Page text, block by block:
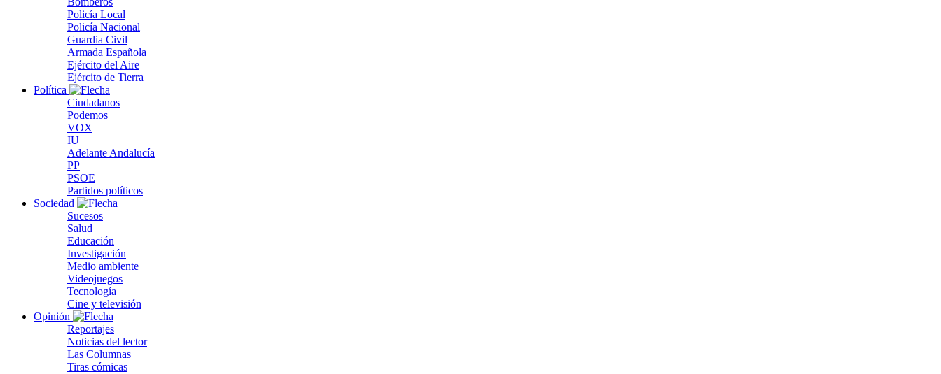
Policía Local
Policía Nacional
Guardia Civil
Armada Española
Ejército del Aire
Ejército de Tierra
Política
Ciudadanos
Podemos
VOX
IU
Adelante Andalucía
PP
PSOE
Partidos políticos
Sociedad
Sucesos
Salud
Educación
Investigación
Medio ambiente
Videojuegos
Tecnología
Cine y televisión
Opinión
Reportajes
Noticias del lector
Las Columnas
Tiras cómicas